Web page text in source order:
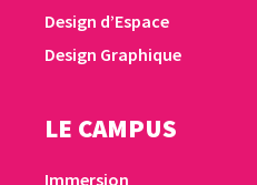
Design d’Espace
Design Graphique
LE CAMPUS
Immersion